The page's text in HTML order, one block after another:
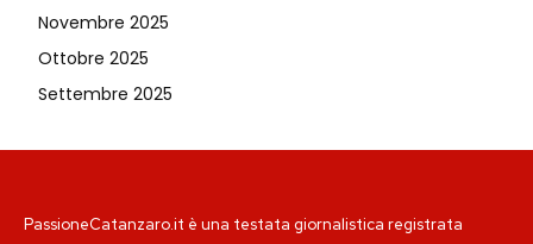
Novembre 2025
Ottobre 2025
Settembre 2025
PassioneCatanzaro.it è una testata giornalistica registrata